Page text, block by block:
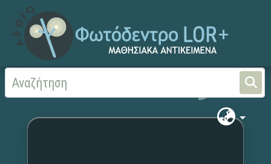
Αρχική Χωρίς τίτλο